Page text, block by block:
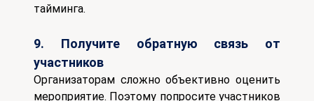
тайминга.
9. Получите обратную связь от
участников
Организаторам сложно объективно оценить
мероприятие. Поэтому попросите участников